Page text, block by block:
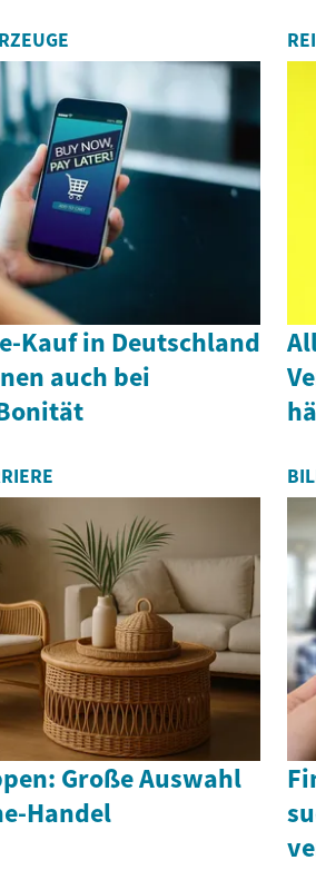
Kauf in Deutschland
auch bei
Große Auswahl
Handel